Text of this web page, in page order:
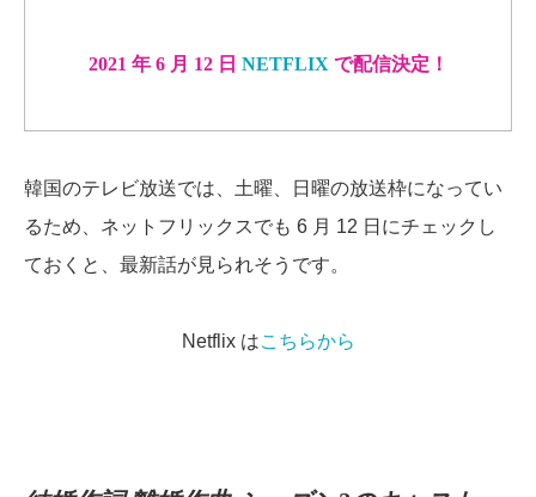
2021 年 6 月 12 日 NETFLIX で配信決定！
韓国のテレビ放送では、土曜、日曜の放送枠になってい
るため、ネットフリックスでも 6 月 12 日にチェックし
ておくと、最新話が見られそうです。
Netflix はこちらから